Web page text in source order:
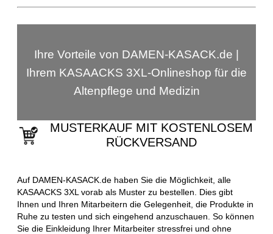
Ihre Vorteile von DAMEN-KASACK.de |
Ihrem KASAACKS 3XL-Onlineshop für die
Altenpflege und Medizin
MUSTERKAUF MIT KOSTENLOSEM
RÜCKVERSAND
Auf DAMEN-KASACK.de haben Sie die Möglichkeit, alle
KASAACKS 3XL vorab als Muster zu bestellen. Dies gibt
Ihnen und Ihren Mitarbeitern die Gelegenheit, die Produkte in
Ruhe zu testen und sich eingehend anzuschauen. So können
Sie die Einkleidung Ihrer Mitarbeiter stressfrei und ohne